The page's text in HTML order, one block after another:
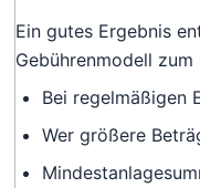
Ein gutes Ergebnis
Gebührenmodell
Bei regelmäßigen
Wer größere